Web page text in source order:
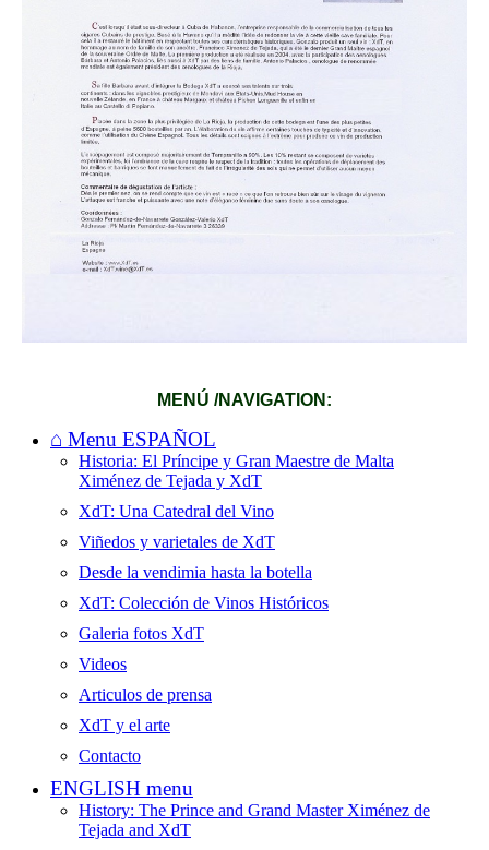
MENÚ /NAVIGATION:
⌂ Menu ESPAÑOL
Historia: El Príncipe y Gran Maestre de Malta
Ximénez de Tejada y XdT
XdT: Una Catedral del Vino
Viñedos y varietales de XdT
Desde la vendimia hasta la botella
XdT: Colección de Vinos Históricos
Galeria fotos XdT
Videos
Articulos de prensa
XdT y el arte
Contacto
ENGLISH menu
History: The Prince and Grand Master Ximénez de
Tejada and XdT